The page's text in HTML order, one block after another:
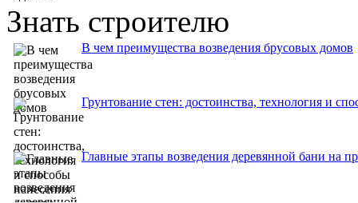
Знать строителю
В чем преимущества возведения брусовых домов
Грунтование стен: достоинства, технология и
Главные этапы возведения деревянной бани на